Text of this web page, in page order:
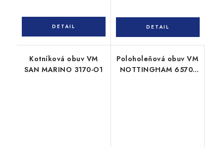
Kotníková obuv VM
SAN MARINO 3170-O1
Poloholeňová obuv VM
NOTTINGHAM 6570-